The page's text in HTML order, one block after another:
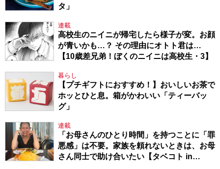
タ」
連載
高校生のニイニが帰宅したら様子が変。お顔
が青いかも…？ その理由にオトト君は…
【10歳差兄弟！ぼくのニイニは高校生・3】
暮らし
【プチギフトにおすすめ！】おいしいお茶で
ホッとひと息。箱がかわいい「ティーバッ
グ」
連載
「お母さんのひとり時間」を持つことに「罪
悪感」は不要。家族を頼れないときは、お母
さん同士で助け合いたい【タベコト in